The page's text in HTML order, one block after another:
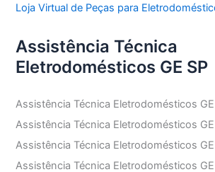
Loja Virtual de Peças para
Assistência Técnica
Eletrodomésticos GE SP
Assistência Técnica Eletrodomésticos
Assistência Técnica Eletrodomésticos
Assistência Técnica Eletrodomésticos GE
Assistência Técnica Eletrodomésticos GE